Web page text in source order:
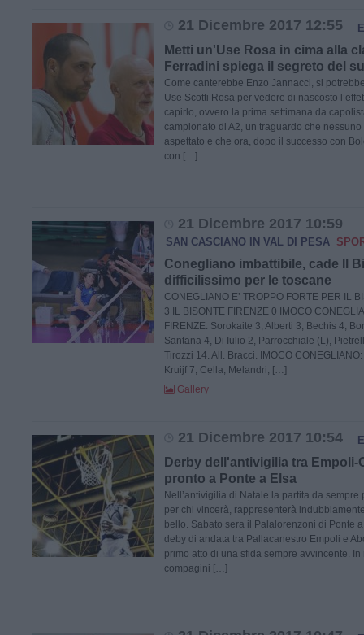
21 Dicembre 2017 12:55
Metti un'Use Rosa in cima alla
Ferradini spiega il segreto del
Come canterebbe Enzo Jannacci, si
Use Scotti Rosa per vedere di nascosto
capirlo, ovvero la prima settimana da
campionato di A2, un traguardo che
aspettato e che ora, dopo il successo con
con […]
21 Dicembre 2017 10:59
SAN CASCIANO IN VAL DI PESA
Conegliano imbattibile, cade Il
difficilissimo per le toscane
CONEGLIANO E’ TROPPO FORTE PER IL
3 IL BISONTE FIRENZE 0 IMOCO
FIRENZE: Sorokaite 3, Alberti 3, Bechis 4,
Santana 4, Di Iulio 2, Parrocchiale (L),
Tirozzi 14. All. Bracci. IMOCO
Kruijf 7, Cella, Melandri, […]
Gallery
21 Dicembre 2017 10:54
Derby dell'antivigilia tra Empoli-
pronto a Ponte a Elsa
Nell’antivigilia di Natale la partita da sempre
per chi vincerà, rappresenterà
bello. Sabato sera il Palalorenzoni di Ponte
deby di andata tra Pallacanestro Empoli e
primo atto di una sfida sempre avvincente.
compagini […]